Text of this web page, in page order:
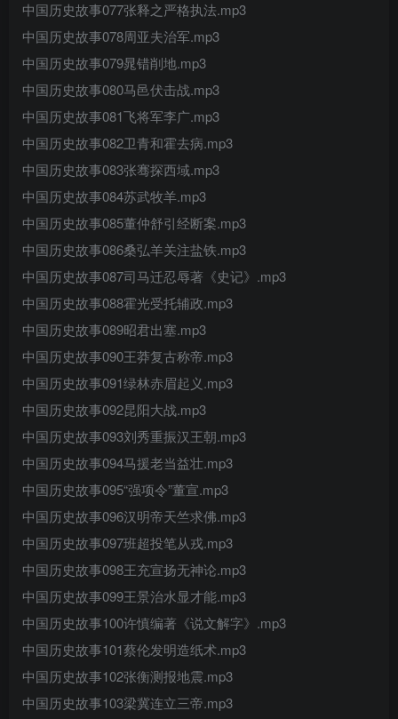
中国历史故事077张释之严格执法.mp3
中国历史故事078周亚夫治军.mp3
中国历史故事079晁错削地.mp3
中国历史故事080马邑伏击战.mp3
中国历史故事081飞将军李广.mp3
中国历史故事082卫青和霍去病.mp3
中国历史故事083张骞探西域.mp3
中国历史故事084苏武牧羊.mp3
中国历史故事085董仲舒引经断案.mp3
中国历史故事086桑弘羊关注盐铁.mp3
中国历史故事087司马迁忍辱著《史记》.mp3
中国历史故事088霍光受托辅政.mp3
中国历史故事089昭君出塞.mp3
中国历史故事090王莽复古称帝.mp3
中国历史故事091绿林赤眉起义.mp3
中国历史故事092昆阳大战.mp3
中国历史故事093刘秀重振汉王朝.mp3
中国历史故事094马援老当益壮.mp3
中国历史故事095“强项令”董宣.mp3
中国历史故事096汉明帝天竺求佛.mp3
中国历史故事097班超投笔从戎.mp3
中国历史故事098王充宣扬无神论.mp3
中国历史故事099王景治水显才能.mp3
中国历史故事100许慎编著《说文解字》.mp3
中国历史故事101蔡伦发明造纸术.mp3
中国历史故事102张衡测报地震.mp3
中国历史故事103梁冀连立三帝.mp3